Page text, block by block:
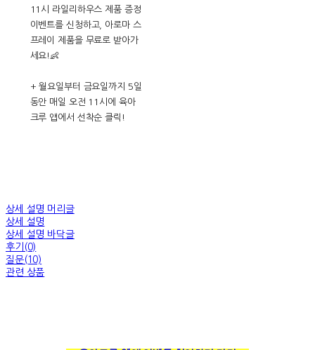
11시 라일리하우스 제품 증정
이벤트를 신청하고, 아로마 스
프레이 제품을 무료로 받아가
세요!👶
+ 월요일부터 금요일까지 5일
동안 매일 오전 11시에 육아
크루 앱에서 선착순 클릭!
상세 설명 머리글
상세 설명
상세 설명 바닥글
후기(0)
질문(10)
관련 상품